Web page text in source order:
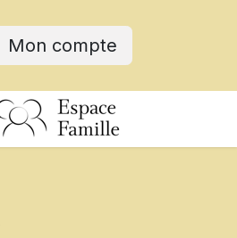
Mon compte